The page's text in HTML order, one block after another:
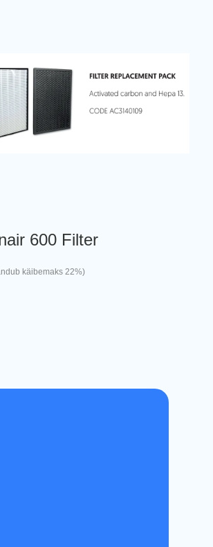
600 Filter
käibemaks 22%)